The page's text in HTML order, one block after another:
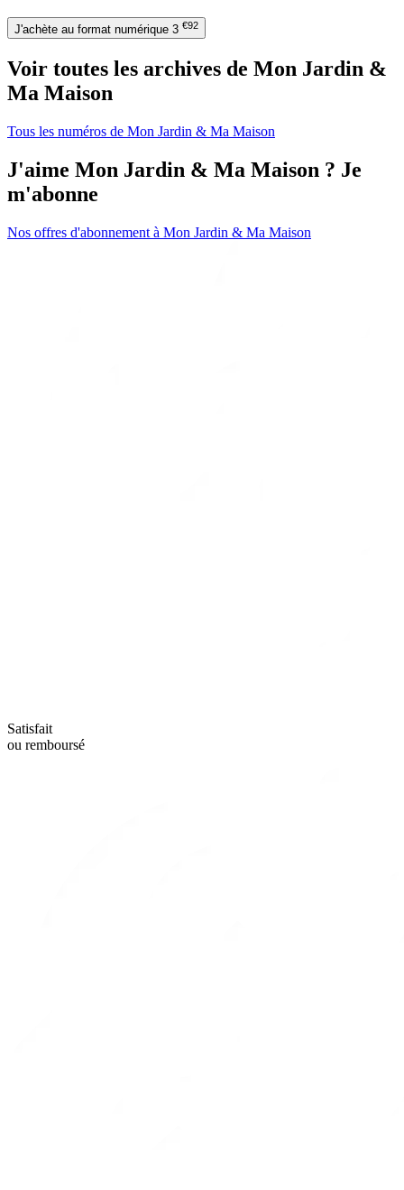
J'achète au format numérique 3 €92
Voir toutes les archives de Mon Jardin &
Ma Maison
Tous les numéros de Mon Jardin & Ma Maison
J'aime Mon Jardin & Ma Maison ? Je
m'abonne
Nos offres d'abonnement à Mon Jardin & Ma Maison
Satisfait
ou remboursé